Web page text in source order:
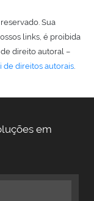
Sua
links, é proibida
direito autoral –
direitos autorais.
em